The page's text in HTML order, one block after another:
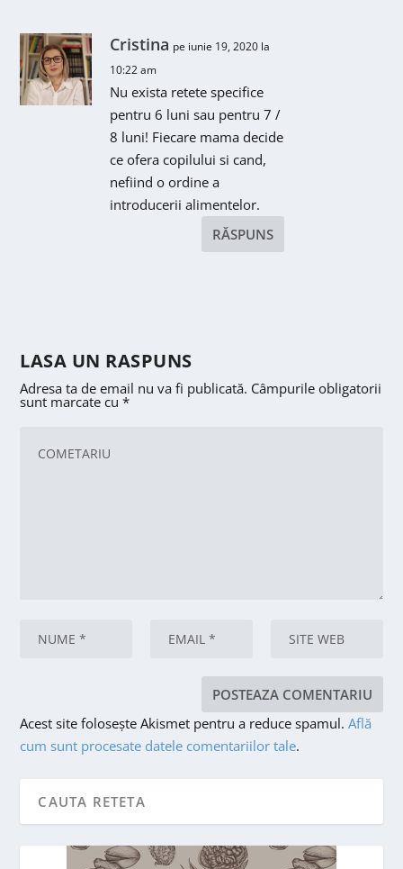
Cristina pe iunie 19, 2020 la
10:22 am
Nu exista retete specifice
pentru 6 luni sau pentru 7 /
8 luni! Fiecare mama decide
ce ofera copilului si cand,
nefiind o ordine a
introducerii alimentelor.
RĂSPUNS
LASA UN RASPUNS
Adresa ta de email nu va fi publicată. Câmpurile obligatorii
sunt marcate cu*
Acest site folosește Akismet pentru a reduce spamul.Află
cum sunt procesate datele comentariilor tale.